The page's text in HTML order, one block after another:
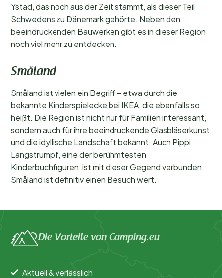
Ystad, das noch aus der Zeit stammt, als dieser Teil
Schwedens zu Dänemark gehörte. Neben den
beeindruckenden Bauwerken gibt es in dieser Region
noch viel mehr zu entdecken.
Småland
Småland ist vielen ein Begriff – etwa durch die
bekannte Kinderspielecke bei IKEA, die ebenfalls so
heißt. Die Region ist nicht nur für Familien interessant,
sondern auch für ihre beeindruckende Glasbläserkunst
und die idyllische Landschaft bekannt. Auch Pippi
Langstrumpf, eine der berühmtesten
Kinderbuchfiguren, ist mit dieser Gegend verbunden.
Småland ist definitiv einen Besuch wert.
Die Vorteile von Camping.eu
Aktuell & verlässlich